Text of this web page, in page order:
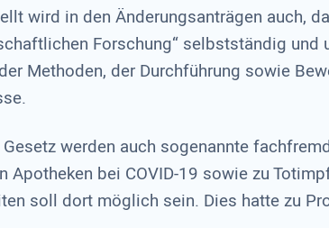
wird in den Änderungsanträgen auch,
Forschung“ selbstständig
Methoden, der Durchführung sowie
werden auch sogenannte
Apotheken bei COVID-19 sowie zu
soll dort möglich sein. Dies hatte zu